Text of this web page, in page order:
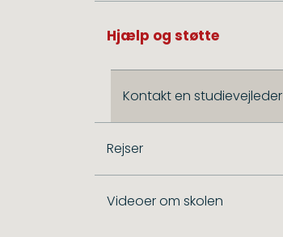
Hjælp og støtte
Kontakt en studievejleder
Rejser
Videoer om skolen